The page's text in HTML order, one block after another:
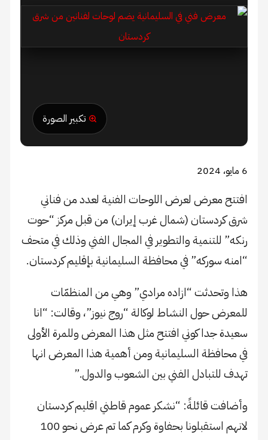
تكبير الصورة
6 مايو، 2024
افتتح معرض لعرض اللوحات الفنية لعدد من فناني
شرق كردستان (شمال غرب إيران) من قبل مركز “حوت
رنكه” للتنمية والتطوير في المجال الفني وذلك في متحف
“امنه سوركه” في محافظة السليمانية بإقليم كردستان.
هذا وتحدثت “ازاده مرادي” وهي من المنظمّات
للمعرض حول النشاط لوكالة “روج نيوز”، وقالت: “انا
سعيدة جدا كوني افتتح مثل هذا المعرض وللمرة الأولى
في محافظة السليمانية ومن أهمية هذا المعرض انها
تهدف للتبادل الفني بين الشعوب والدول.”
وأضافت قائلةً: “نشكر عموم قاطني اقليم كردستان
لانهم استقبلونا بحفاوة وكرم كما تم عرض نحو 100